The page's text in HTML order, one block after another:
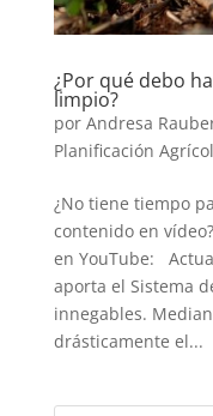
¿Por qué debo
limpio?
por Andresa
Planificación
¿No tiene tiempo
contenido en
en YouTube:
aporta el Sistema
innegables.
drásticamente el...